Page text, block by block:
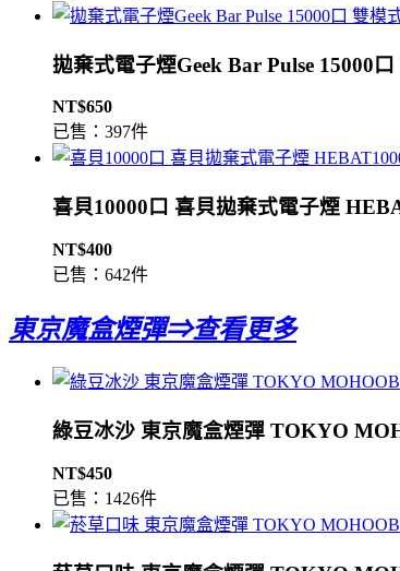
拋棄式電子煙Geek Bar Pulse 15000
NT$650
已售：397件
喜貝10000口 喜貝拋棄式電子煙
NT$400
已售：642件
東京魔盒煙彈⇒查看更多
綠豆冰沙 東京魔盒煙彈 TOKYO
NT$450
已售：1426件